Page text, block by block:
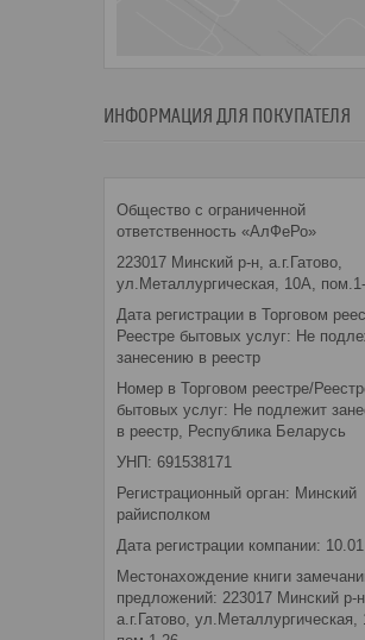
ИНФОРМАЦИЯ ДЛЯ ПОКУПАТЕЛЯ
Общество с ограниченной
ответственность «АлФеРо»
223017 Минский р-н, а.г.Гатово,
ул.Металлургическая, 10А,
Дата регистрации в Торговом
Реестре бытовых услуг: Не
занесению в реестр
Номер в Торговом реестре/
бытовых услуг: Не подлежит
в реестр, Республика Беларусь
УНП: 691538171
Регистрационный орган: Минский
райисполком
Дата регистрации компании:
Местонахождение книги
предложений: 223017 Минский р-н,
а.г.Гатово, ул.Металлургическая,